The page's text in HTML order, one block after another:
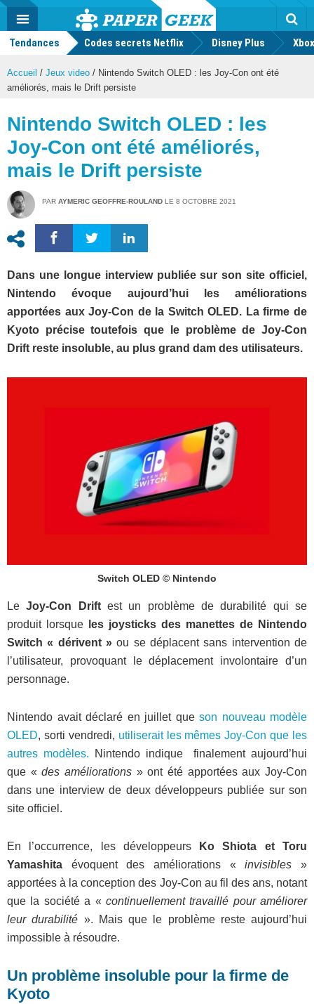
Actu
geek
MENU
Tendances Codes secrets Netflix Disney Plus
Accueil / Jeux video / Nintendo Switch OLED : les Joy-Con ont été
améliorés, mais le Drift persiste
Nintendo Switch OLED : les
Joy-Con ont été améliorés,
mais le Drift persiste
PAR AYMERIC GEOFFRE-ROULAND LE 8 OCTOBRE 2021
Dans une longue interview publiée sur son site officiel,
Nintendo évoque aujourd’hui les améliorations
apportées aux Joy-Con de la Switch OLED. La firme de
Kyoto précise toutefois que le problème de Joy-Con
Drift reste insoluble, au plus grand dam des utilisateurs.
Switch OLED © Nintendo
LeJoy-Con Driftest un problème de durabilité qui se
produit lorsque
les joysticks des manettes de Nintendo
Switch « dérivent » ou se déplacent sans intervention de
l’utilisateur, provoquant le déplacement involontaire d’un
personnage.
Nintendo avait déclaré en juillet queson nouveau modèle
OLED, sorti vendredi, utiliserait les mêmes Joy-Con que les
autres modèles. Nintendo indique finalement aujourd’hui
que «des améliorations » ont été apportées aux Joy-Con
dans une interview de deux développeurs publiée sur son
site officiel.
En l’occurrence, les développeurs
Ko Shiota et Toru
Yamashita évoquent des améliorations «invisibles »
apportées à la conception des Joy-Con au fil des ans, notant
que la société a « continuellement travaillé pour améliorer
leur durabilité ». Mais que le problème reste aujourd’hui
impossible à résoudre.
Un problème insoluble pour la firme de
Kyoto
Mode
FacebookTwitter Youtube